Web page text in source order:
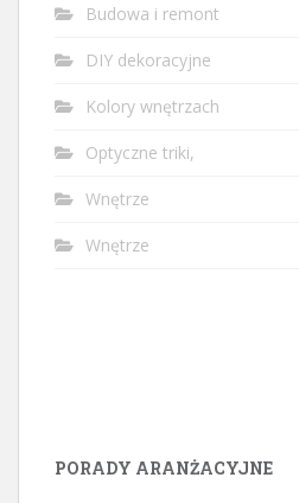
Budowa i remont
DIY dekoracyjne
Kolory wnętrzach
Optyczne triki,
Wnętrze
Wnętrze
PORADY ARANŻACYJNE